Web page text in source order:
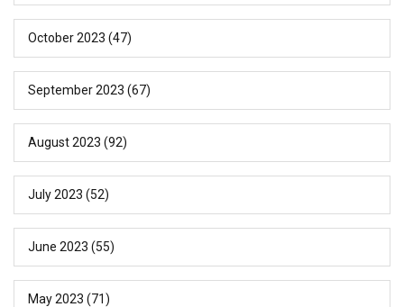
October 2023 (47)
September 2023 (67)
August 2023 (92)
July 2023 (52)
June 2023 (55)
May 2023 (71)